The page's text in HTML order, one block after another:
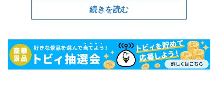
続きを読む